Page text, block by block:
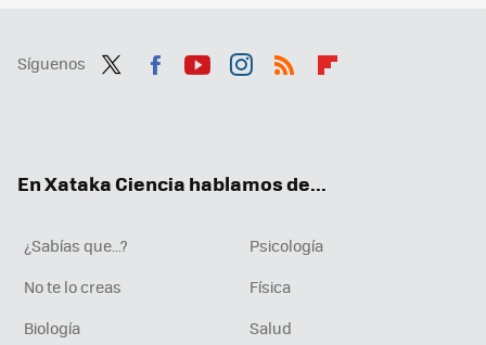
Síguenos
En Xataka Ciencia hablamos de...
¿Sabías que...?
Psicología
No te lo creas
Física
Biología
Salud